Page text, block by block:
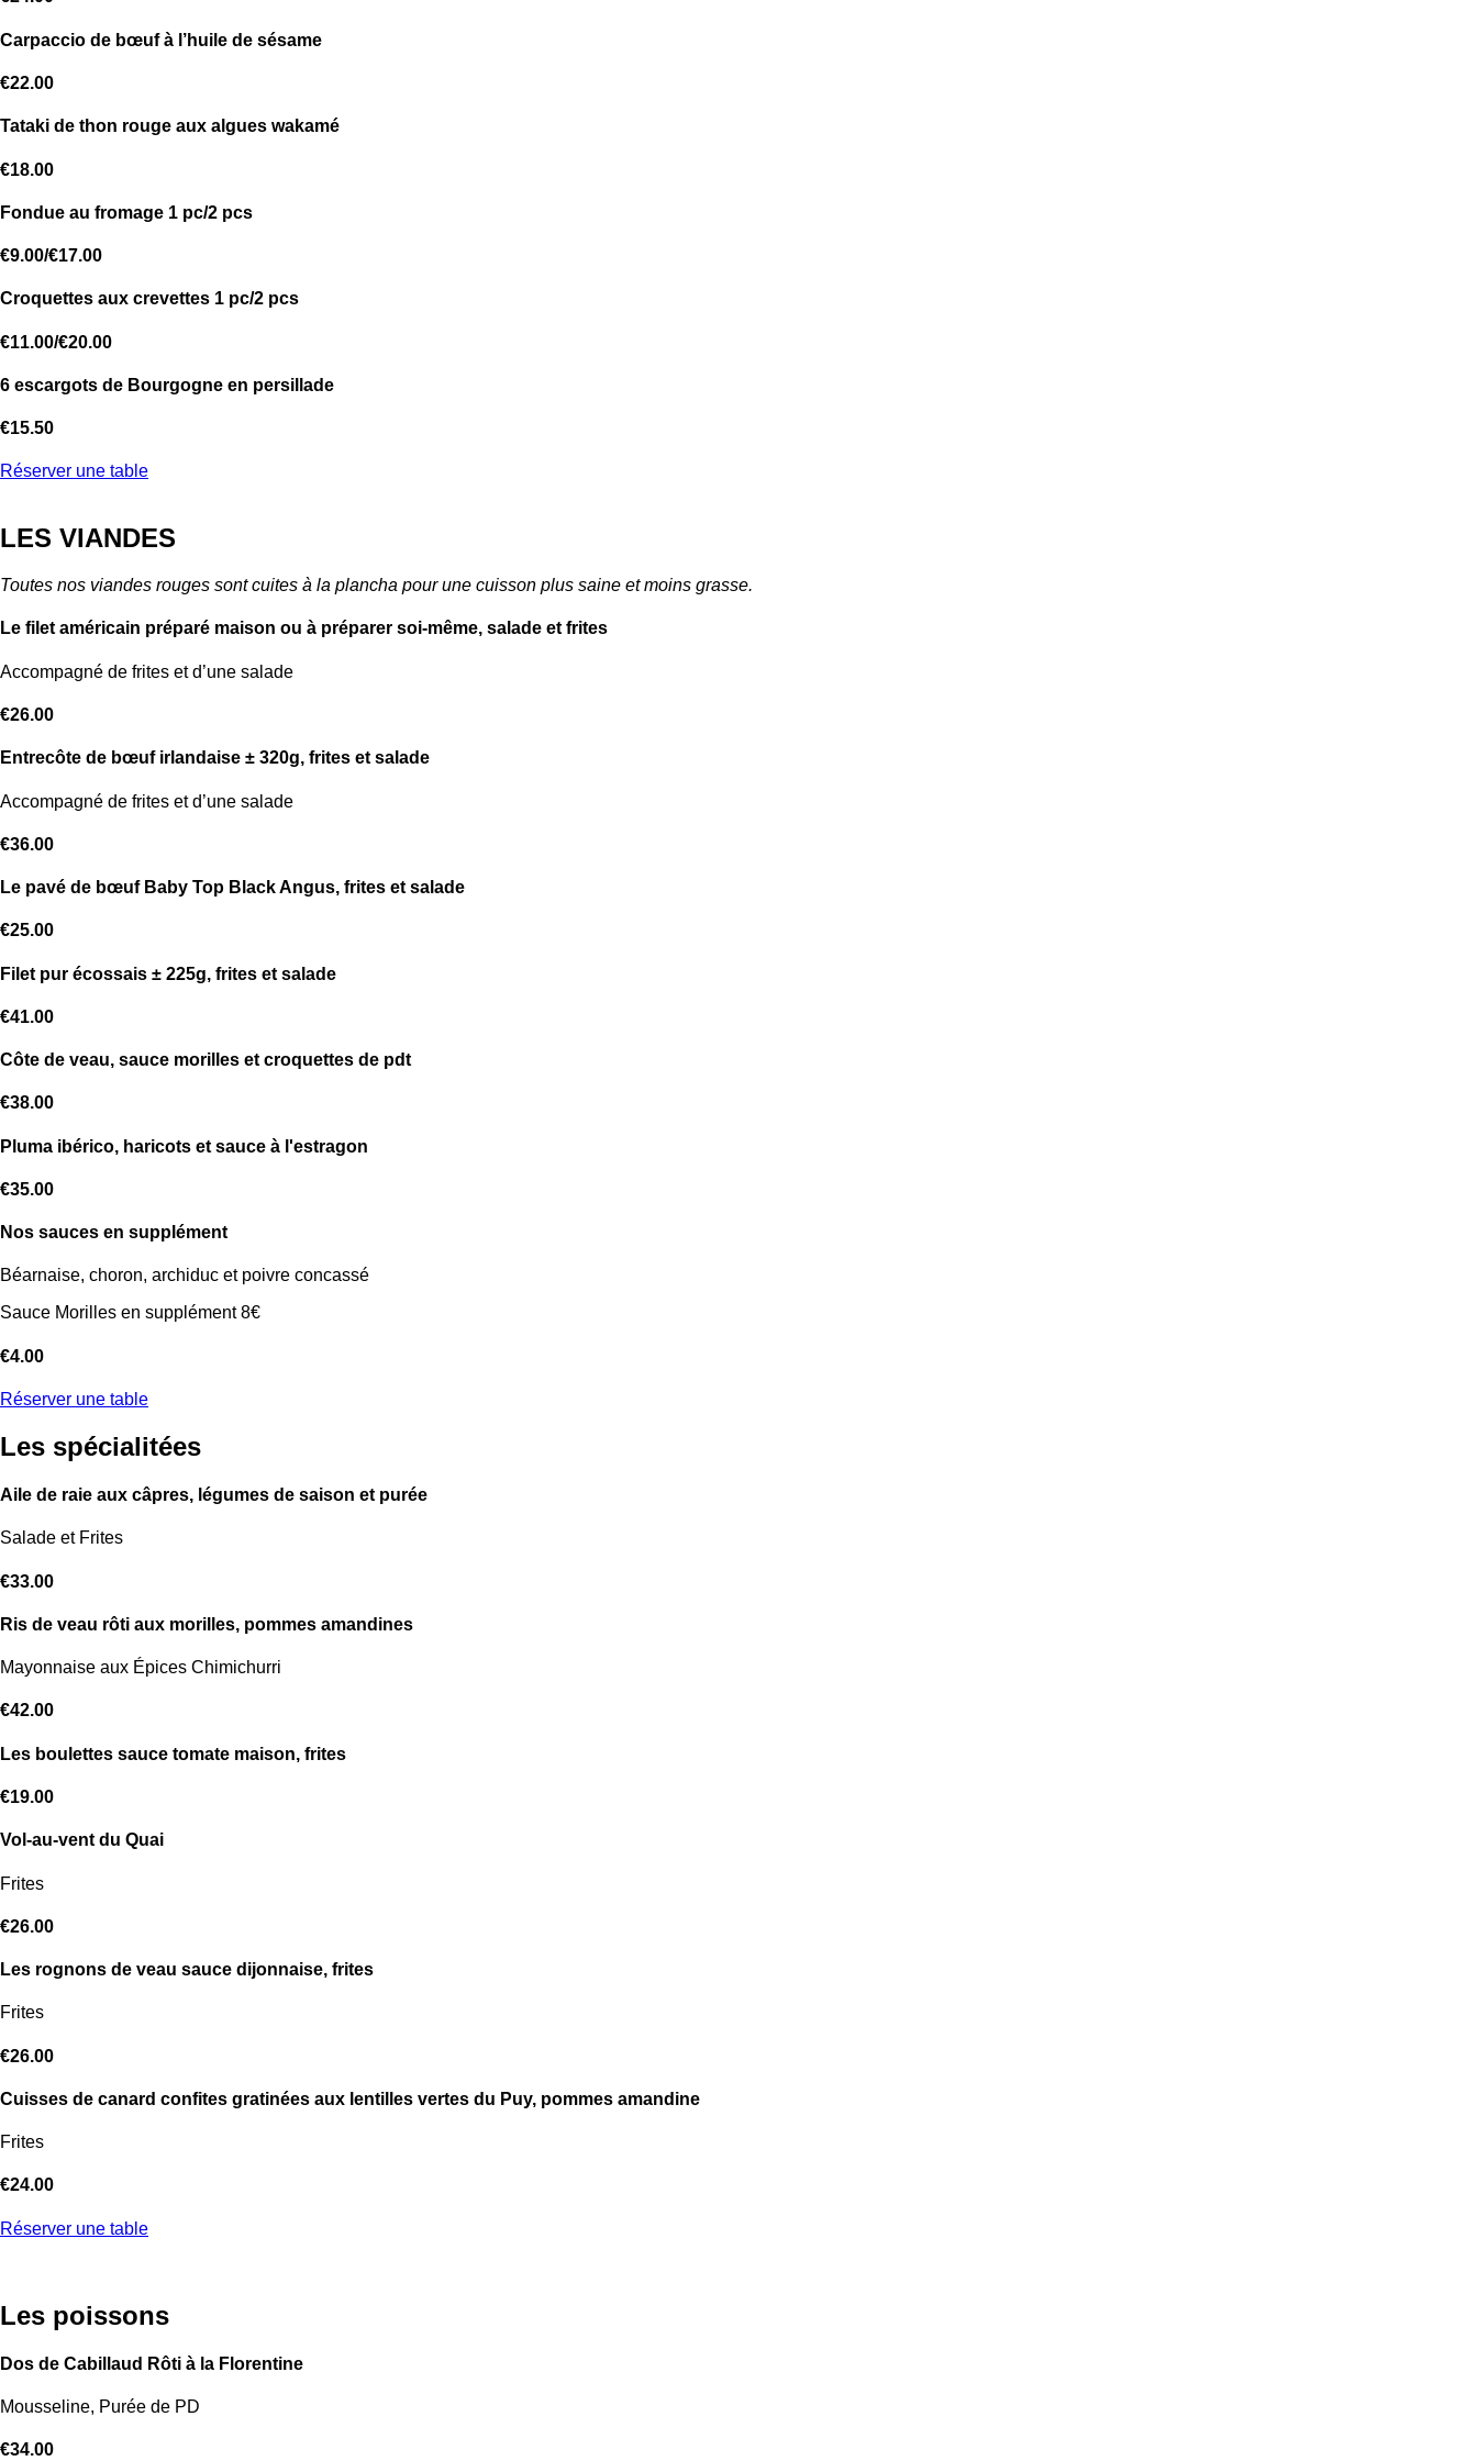
Carpaccio de bœuf à l’huile de sésame
€22.00
Tataki de thon rouge aux algues wakamé
€18.00
Fondue au fromage 1 pc/2 pcs
€9.00/€17.00
Croquettes aux crevettes 1 pc/2 pcs
€11.00/€20.00
6 escargots de Bourgogne en persillade
€15.50
Réserver une table
LES VIANDES
Toutes nos viandes rouges sont cuites à la plancha pour une cuisson plus saine et moins grasse.
Le filet américain préparé maison ou à préparer soi-même, salade et frites
Accompagné de frites et d’une salade
€26.00
Entrecôte de bœuf irlandaise ± 320g, frites et salade
Accompagné de frites et d’une salade
€36.00
Le pavé de bœuf Baby Top Black Angus, frites et salade
€25.00
Filet pur écossais ± 225g, frites et salade
€41.00
Côte de veau, sauce morilles et croquettes de pdt
€38.00
Pluma ibérico, haricots et sauce à l'estragon
€35.00
Nos sauces en supplément
Béarnaise, choron, archiduc et poivre concassé
Sauce Morilles en supplément 8€
€4.00
Réserver une table
Les spécialitées
Aile de raie aux câpres, légumes de saison et purée
Salade et Frites
€33.00
Ris de veau rôti aux morilles, pommes amandines
Mayonnaise aux Épices Chimichurri
€42.00
Les boulettes sauce tomate maison, frites
€19.00
Vol-au-vent du Quai
Frites
€26.00
Les rognons de veau sauce dijonnaise, frites
Frites
€26.00
Cuisses de canard confites gratinées aux lentilles vertes du Puy, pommes amandine
Frites
€24.00
Réserver une table
Les poissons
Dos de Cabillaud Rôti à la Florentine
Mousseline, Purée de PD
€34.00